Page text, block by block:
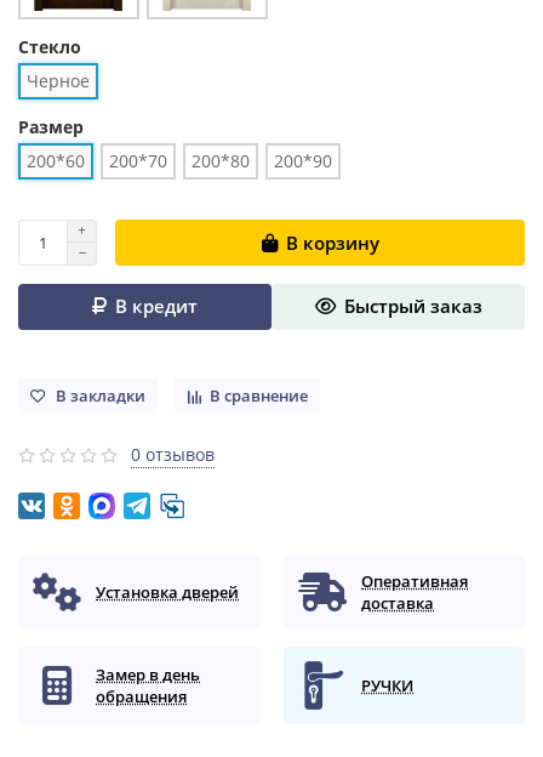
Стекло
Черное
Размер
200*60
200*70 200*80 200*90
В корзину
В кредит Быстрый заказ
В закладки В сравнение
0 отзывов
Установка дверей
Оперативная
доставка
Замер в день
обращения
РУЧКИ